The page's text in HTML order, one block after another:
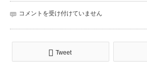
iwagami
コメントを受け付けていません
Tweet